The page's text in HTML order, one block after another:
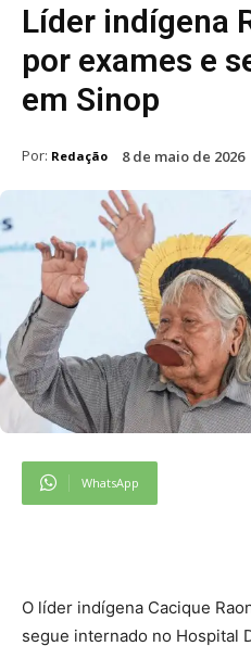
Líder indígena
por exames e
em Sinop
Por: Redação 8 de maio de 2026
WhatsApp
O líder indígena Cacique
segue internado no Hospital